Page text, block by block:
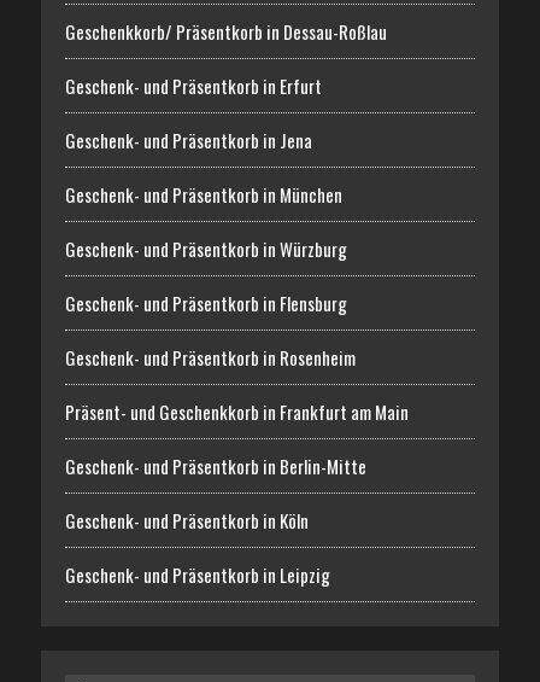
Geschenkkorb/ Präsentkorb in Dessau-Roßlau
Geschenk- und Präsentkorb in Erfurt
Geschenk- und Präsentkorb in Jena
Geschenk- und Präsentkorb in München
Geschenk- und Präsentkorb in Würzburg
Geschenk- und Präsentkorb in Flensburg
Geschenk- und Präsentkorb in Rosenheim
Präsent- und Geschenkkorb in Frankfurt am Main
Geschenk- und Präsentkorb in Berlin-Mitte
Geschenk- und Präsentkorb in Köln
Geschenk- und Präsentkorb in Leipzig